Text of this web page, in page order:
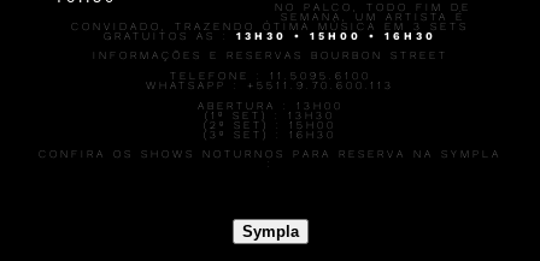
NO PALCO, TODO FIM DE
SEMANA, UM ARTISTA É
CONVIDADO, TRAZENDO ÓTIMA MÚSICA EM 3 SETS
GRATUITOS AS : 13H30 • 15H00 • 16H30
INFORMAÇÕES E RESERVAS BOURBON STREET
TELEFONE : 11.5095.6100
WHATSAPP : +5511.9.70.600.113
ABERTURA :
13H00
(1º SET) :
13H30
(2º SET) :
15H00
(3º SET) :
16H30
CONFIRA OS SHOWS NOTURNOS PARA RESERVA NA SYMPLA
:
Sympla